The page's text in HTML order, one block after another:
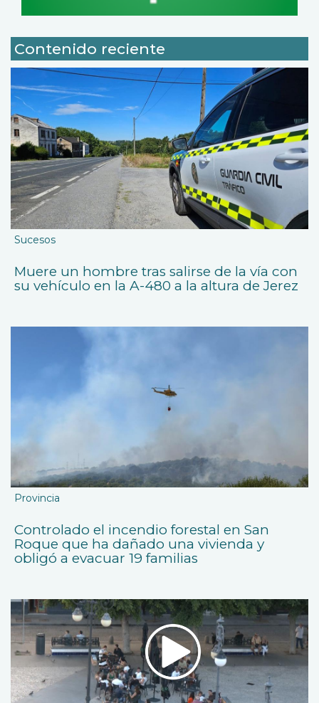
Contenido reciente
Sucesos
Muere un hombre tras salirse de la vía con
su vehículo en la A-480 a la altura de Jerez
Provincia
Controlado el incendio forestal en San
Roque que ha dañado una vivienda y
obligó a evacuar 19 familias